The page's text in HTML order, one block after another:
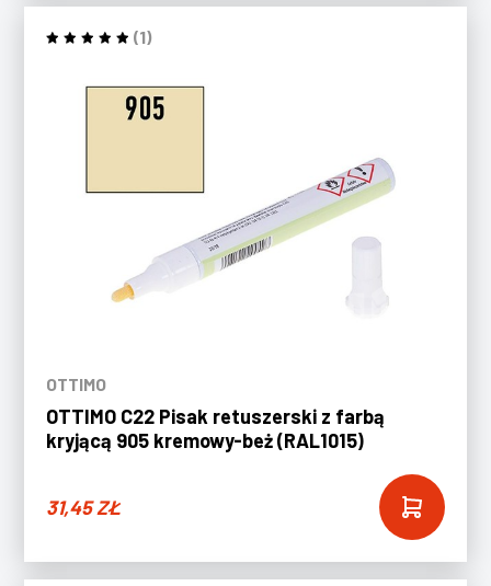
(1)
OTTIMO
OTTIMO C22 Pisak retuszerski z farbą
kryjącą 905 kremowy-beż (RAL1015)
31,45ZŁ